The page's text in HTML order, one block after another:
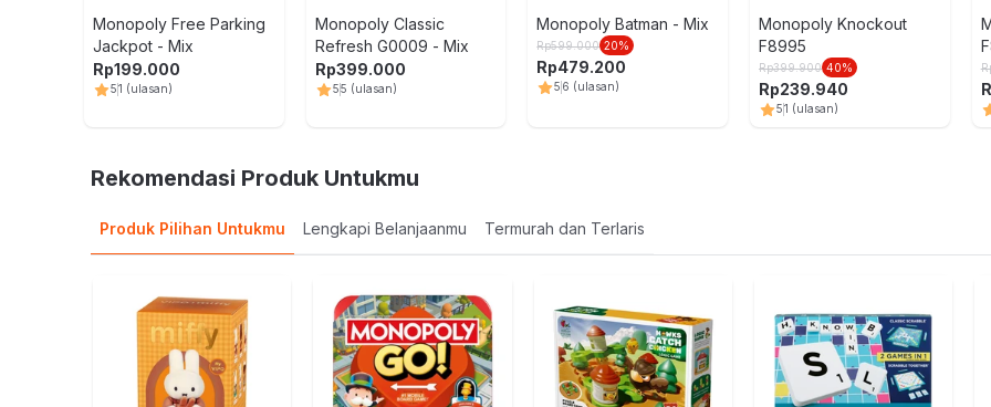
Monopoly Free Parking
Jackpot - Mix
Rp199.000
51 (ulasan)
Monopoly Classic
Refresh G0009 - Mix
Rp399.000
55 (ulasan)
Monopoly Batman - Mix
Rp599.000 20%
Rp479.200
5 6 (ulasan)
Monopoly Knockout
F8995
Rp399.900 40%
Rp239.940
51 (ulasan)
Rekomendasi Produk Untukmu
Produk Pilihan Untukmu Lengkapi Belanjaanmu Termurah dan Terlaris